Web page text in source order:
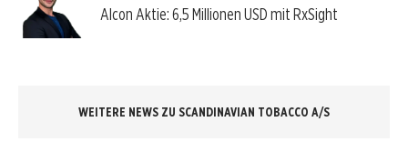
Alcon Aktie: 6,5 Millionen USD mit RxSight
WEITERE NEWS ZU SCANDINAVIAN TOBACCO A/S